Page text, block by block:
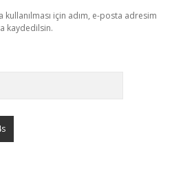
için adım, e-posta adresim
kaydedilsin.